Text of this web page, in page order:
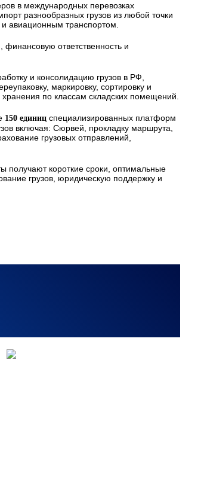
в международных перевозках
разнообразных грузов из любой точки
авиационным транспортом.
финансовую ответственность и
и консолидацию грузов в РФ,
маркировку, сортировку и
по классам складских помещений.
150 единиц специализированных платформ
включая: Сюрвей, прокладку маршрута,
грузовых отправлений,
получают короткие сроки, оптимальные
грузов, юридическую поддержку и